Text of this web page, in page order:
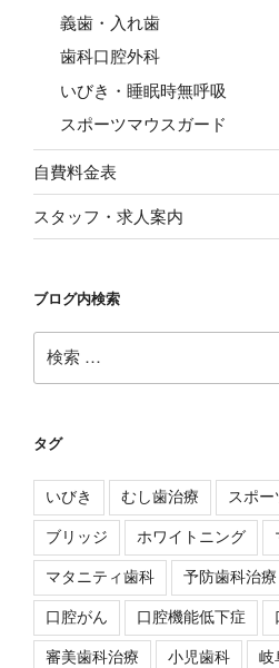
義歯・入れ歯
歯科口腔外科
いびき・睡眠時無呼吸
スポーツマウスガード
自費料金表
スタッフ・求人案内
ブログ内検索
索:
タグ
いびき むし歯治療 スポー
ブリッジ ホワイトニング
マタニティ歯科 予防歯科治療
口腔がん 口腔機能低下症
審美歯科治療 小児歯科 岐